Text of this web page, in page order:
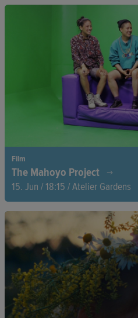
geboren wurde. Ihre Reise und
erzählen eine berührende
das Brechen gesellschaftlicher
Film
The Mahoyo Project
15. Jun / 18:15 / Atelier Gardens
Kreativer Aufbruch in
trifft auf lokale Künstlerinnen.
Beats, Visionen und ein starkes
und Vorurteile.